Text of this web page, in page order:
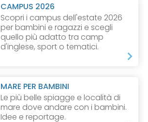
CAMPUS 2026
Scopri i campus dell'estate 2026
per bambini e ragazzi e scegli
quello più adatto tra camp
d'inglese, sport o tematici.
MARE PER BAMBINI
Le più belle spiagge e località di
mare dove andare con i bambini.
Idee e reportage.